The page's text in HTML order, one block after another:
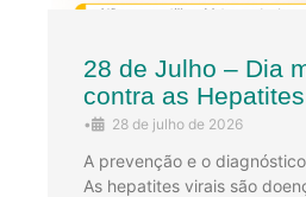
28 de Julho – Dia
contra as
• 28 de julho de 2026
A prevenção e o
As hepatites virais são